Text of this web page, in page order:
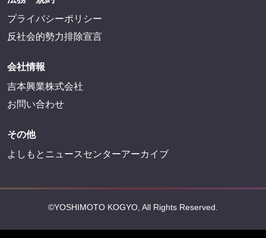
FANYサービス
FANY Ticket
FANY Online Ticket
FANY Channel
FANY Mall
FANY Commu
法務・規約
プライバシーポリシー